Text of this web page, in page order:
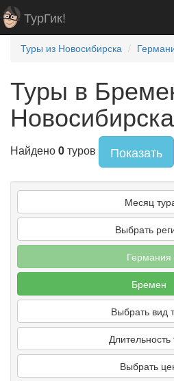
ТурГик!
Туры из Новосибирска
Туры в
Новосибирска
Найдено0туров Показать
Месяц
Выбрать
Германия
Бремен
Выбрать вид
Длительность
Выбрать